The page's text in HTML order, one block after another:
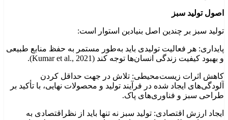
اصول تولید سبز
تولید سبز بر چندین اصل بنیادین استوار است:
پایداری: هر فعالیت تولیدی باید به‌طور مستمر به حفظ منابع طبیعی
و بهبود کیفیت زندگی انسان‌ها توجه کند (Kumar et al., 2021).
کاهش اثرات زیست‌محیطی: تلاش در جهت حداقل کردن
آلودگی‌های ایجاد شده در فرآیند تولید و محصولات نهایی، با تأکید بر
طراحی سبز و فناوری‌های پاک.
ایجاد ارزش اقتصادی: تولید سبز نه تنها باید از نظراقتصادی به